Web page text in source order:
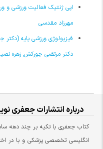
اپی ژنتیک فعالیت ورزشی و
مهرزاد مقدسی
فیزیولوژی ورزشی پایه
دکتر مرتضی جورکش, زهره
درباره انتشارات جعفری
کتاب جعفری با تکیه بر چند دهه
انگلیسی تخصصی پزشکی و با در